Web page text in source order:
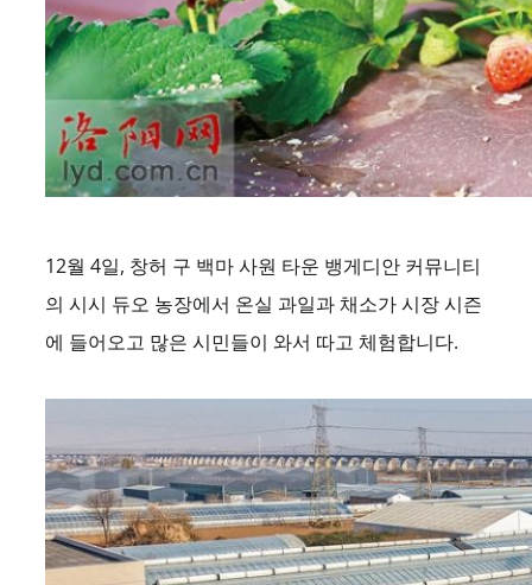
12월 4일, 창허 구 백마 사원 타운 뱅게디안 커뮤니티
의 시시 듀오 농장에서 온실 과일과 채소가 시장 시즌
에 들어오고 많은 시민들이 와서 따고 체험합니다.